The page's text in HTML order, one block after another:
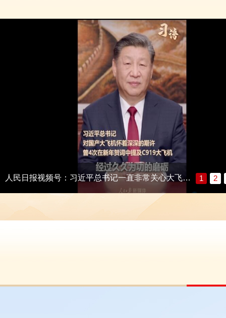
1 2
人民日报视频号：习近平总书记一直非常关心大飞机事业发展